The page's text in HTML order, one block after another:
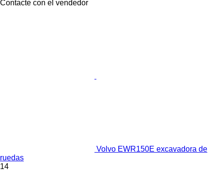
Contacte con el vendedor
Volvo EWR150E excavadora de
ruedas
14